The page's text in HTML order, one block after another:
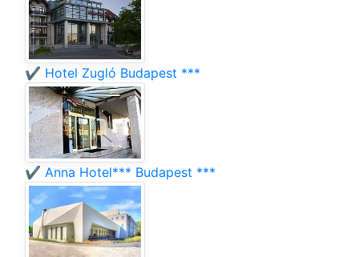
✔️ Hotel Zugló Budapest ***
✔️ Anna Hotel*** Budapest ***